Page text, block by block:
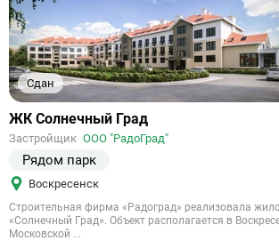
Сдан
Ссылка
объект
ЖК Солнечный Град
Застройщик ООО "РадоГрад"
Рядом парк
Воскресенск
Строительная фирма «Радоград» реализовала
«Солнечный Град». Объект располагается в
Московской ...